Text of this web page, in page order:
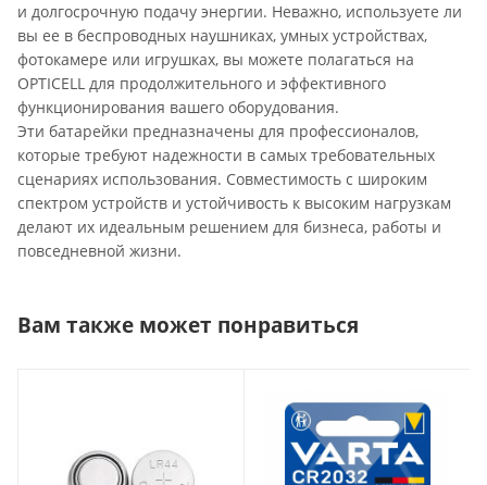
и долгосрочную подачу энергии. Неважно, используете ли
вы ее в беспроводных наушниках, умных устройствах,
фотокамере или игрушках, вы можете полагаться на
OPTICELL для продолжительного и эффективного
функционирования вашего оборудования.
Эти батарейки предназначены для профессионалов,
которые требуют надежности в самых требовательных
сценариях использования. Совместимость с широким
спектром устройств и устойчивость к высоким нагрузкам
делают их идеальным решением для бизнеса, работы и
повседневной жизни.
Вам также может понравиться